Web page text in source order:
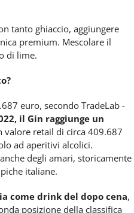
tanto ghiaccio, aggiungere
premium. Mescolare il
di lime.
euro, secondo TradeLab -
il Gin raggiunge un
valore retail di circa 409.687
ad aperitivi alcolici.
degli amari, storicamente
italiane.
come drink del dopo cena,
posizione della classifica